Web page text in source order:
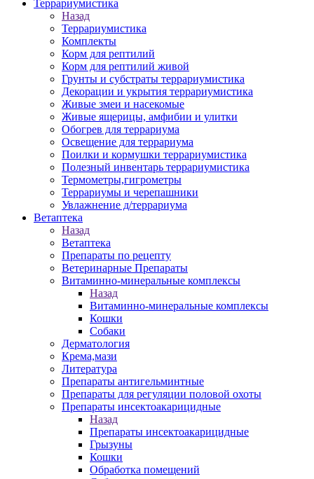
Террариумистика
Назад
Террариумистика
Комплекты
Корм для рептилий
Корм для рептилий живой
Грунты и субстраты террариумистика
Декорации и укрытия террариумистика
Живые змеи и насекомые
Живые ящерицы, амфибии и улитки
Обогрев для террариума
Освещение для террариума
Поилки и кормушки террариумистика
Полезный инвентарь террариумистика
Термометры,гигрометры
Террариумы и черепашники
Увлажнение д/террариума
Ветаптека
Назад
Ветаптека
Препараты по рецепту
Ветеринарные Препараты
Витаминно-минеральные комплексы
Назад
Витаминно-минеральные комплексы
Кошки
Собаки
Дерматология
Крема,мази
Литература
Препараты антигельминтные
Препараты для регуляции половой охоты
Препараты инсектоакарицидные
Назад
Препараты инсектоакарицидные
Грызуны
Кошки
Обработка помещений